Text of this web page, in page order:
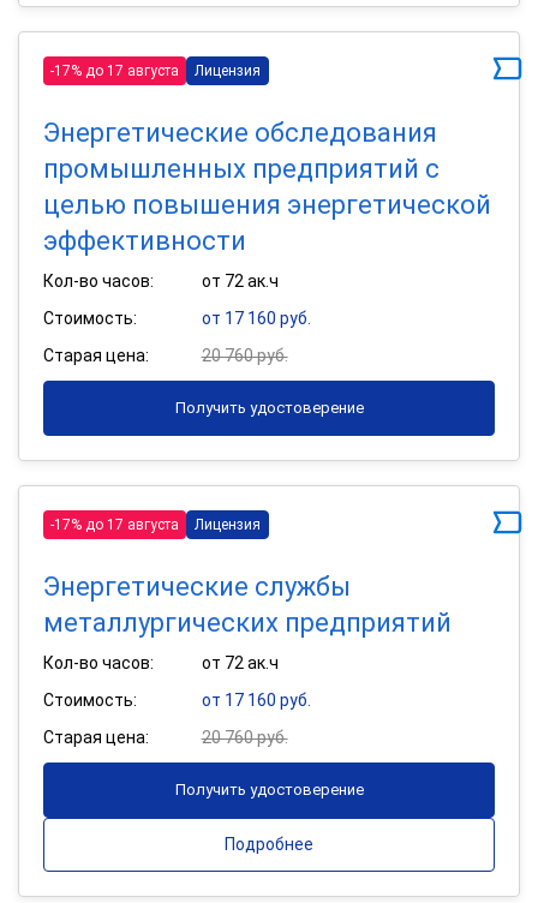
-17% до 17 августа Лицензия
Энергетические обследования
промышленных предприятий с
целью повышения энергетической
эффективности
Кол-во часов:
от 72 ак.ч
Стоимость:
от 17 160 руб.
Старая цена:
20 760 руб.
Получить удостоверение
-17% до 17 августа Лицензия
Энергетические службы
металлургических предприятий
Кол-во часов:
от 72 ак.ч
Стоимость:
от 17 160 руб.
Старая цена:
20 760 руб.
Получить удостоверение
Подробнее